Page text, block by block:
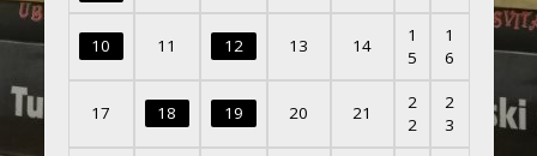
10 11 12 13 14
1
5
1
6
17 18 19 20 21
2
2
2
3